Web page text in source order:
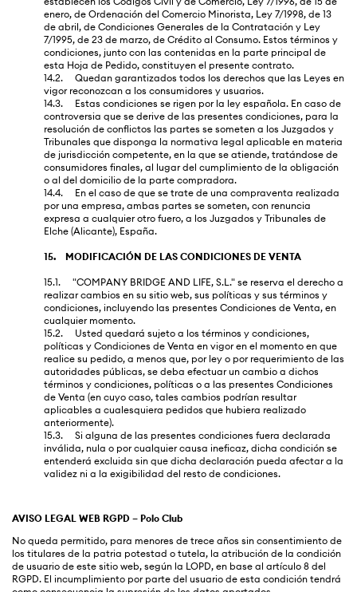
enero, de Ordenación del Comercio Minorista, Ley 7/1998, de 13
de abril, de Condiciones Generales de la Contratación y Ley
7/1995, de 23 de marzo, de Crédito al Consumo. Estos términos y
condiciones, junto con las contenidas en la parte principal de
esta Hoja de Pedido, constituyen el presente contrato.
14.2. Quedan garantizados todos los derechos que las Leyes en
vigor reconozcan a los consumidores y usuarios.
14.3. Estas condiciones se rigen por la ley española. En caso de
controversia que se derive de las presentes condiciones, para la
resolución de conflictos las partes se someten a los Juzgados y
Tribunales que disponga la normativa legal aplicable en materia
de jurisdicción competente, en la que se atiende, tratándose de
consumidores finales, al lugar del cumplimiento de la obligación
o al del domicilio de la parte compradora.
14.4. En el caso de que se trate de una compraventa realizada
por una empresa, ambas partes se someten, con renuncia
expresa a cualquier otro fuero, a los Juzgados y Tribunales de
Elche (Alicante), España.
15. MODIFICACIÓN DE LAS CONDICIONES DE VENTA
15.1. "COMPANY BRIDGE AND LIFE, S.L." se reserva el derecho a
realizar cambios en su sitio web, sus políticas y sus términos y
condiciones, incluyendo las presentes Condiciones de Venta, en
cualquier momento.
15.2. Usted quedará sujeto a los términos y condiciones,
políticas y Condiciones de Venta en vigor en el momento en que
realice su pedido, a menos que, por ley o por requerimiento de las
autoridades públicas, se deba efectuar un cambio a dichos
términos y condiciones, políticas o a las presentes Condiciones
de Venta (en cuyo caso, tales cambios podrían resultar
aplicables a cualesquiera pedidos que hubiera realizado
anteriormente).
15.3. Si alguna de las presentes condiciones fuera declarada
inválida, nula o por cualquier causa ineficaz, dicha condición se
entenderá excluida sin que dicha declaración pueda afectar a la
validez ni a la exigibilidad del resto de condiciones.
AVISO LEGAL WEB RGPD – Polo Club
No queda permitido, para menores de trece años sin consentimiento de
los titulares de la patria potestad o tutela, la atribución de la condición
de usuario de este sitio web, según la LOPD, en base al artículo 8 del
RGPD. El incumplimiento por parte del usuario de esta condición tendrá